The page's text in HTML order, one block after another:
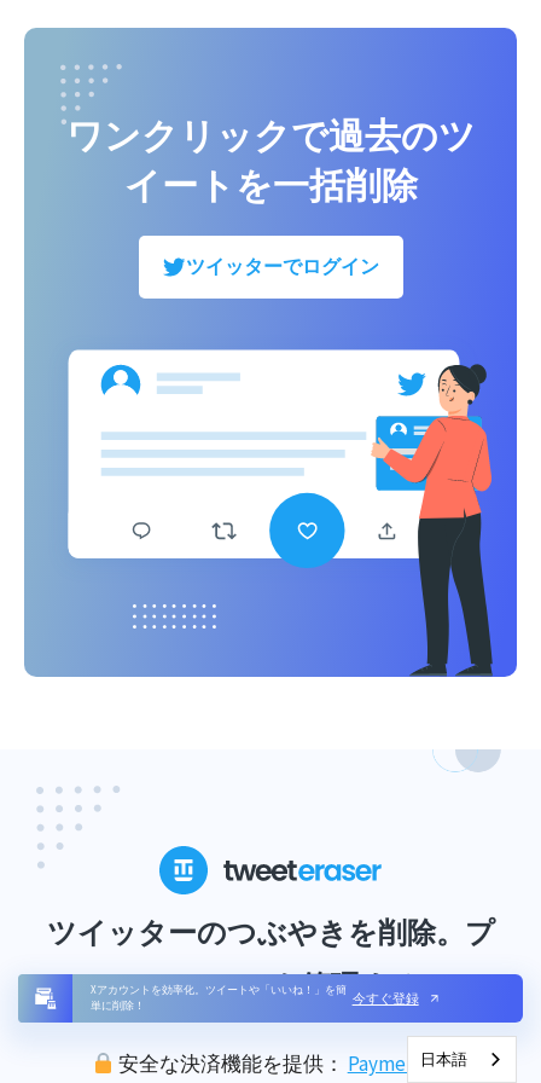
Xアカウントを効率化。ツイートや「いいね！」を簡
単に削除！
今すぐ登録
ワンクリックで過去のツ
イートを一括削除
ツイッターでログイン
ツイッターのつぶやきを削除。プ
ロフィールを管理する
安全な決済機能を提供： PaymentKit
日本語